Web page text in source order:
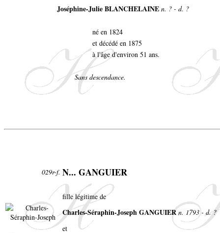
Joséphine-Julie BLANCHELAINE n. ? - d. ?
né en 1824
et décédé en 1875
à l'âge d'environ 51 ans.
Sans descendance.
029r-f. N... GANGUIER
fille légitime de
Charles-Séraphin-Joseph GANGUIERn. 1793 - d. ?
et